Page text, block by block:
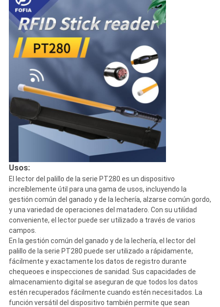
Usos:
El lector del palillo de la serie PT280 es un dispositivo
increíblemente útil para una gama de usos, incluyendo la
gestión común del ganado y de la lechería, alzarse común gordo,
y una variedad de operaciones del matadero. Con su utilidad
conveniente, el lector puede ser utilizado a través de varios
campos.
En la gestión común del ganado y de la lechería, el lector del
palillo de la serie PT280 puede ser utilizado a rápidamente,
fácilmente y exactamente los datos de registro durante
chequeoes e inspecciones de sanidad. Sus capacidades de
almacenamiento digital se aseguran de que todos los datos
estén recuperados fácilmente cuando estén necesitados. La
función versátil del dispositivo también permite que sean